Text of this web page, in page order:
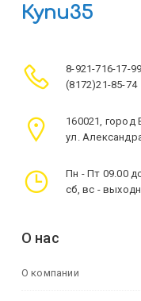
Купи35
8-921-716-17-99
(8172)21-85-74
160021, город
ул.
Пн - Пт 09.00
сб, вс -
О нас
О компании